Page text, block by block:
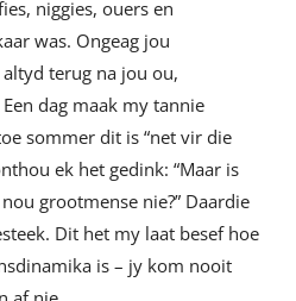
niggies, ouers en
was. Ongeag jou
terug na jou ou,
dag maak my tannie
sommer dit is “net vir die
ek het gedink: “Maar is
grootmense nie?” Daardie
Dit het my laat besef hoe
is – jy kom nooit